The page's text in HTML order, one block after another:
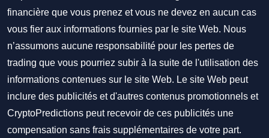
financière que vous prenez et vous ne devez en aucun cas
vous fier aux informations fournies par le site Web. Nous
n’assumons aucune responsabilité pour les pertes de
trading que vous pourriez subir à la suite de l'utilisation des
informations contenues sur le site Web. Le site Web peut
inclure des publicités et d'autres contenus promotionnels et
CryptoPredictions peut recevoir de ces publicités une
compensation sans frais supplémentaires de votre part.